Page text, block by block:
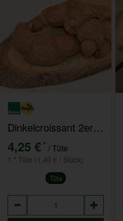
Dinkelcroissant 2er Pack
4,25 € * / Tüte
1 * Tüte (1,40 € / Stück)
Tüte